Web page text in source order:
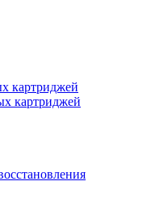
картриджей
картриджей